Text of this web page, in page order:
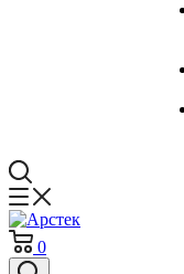
0